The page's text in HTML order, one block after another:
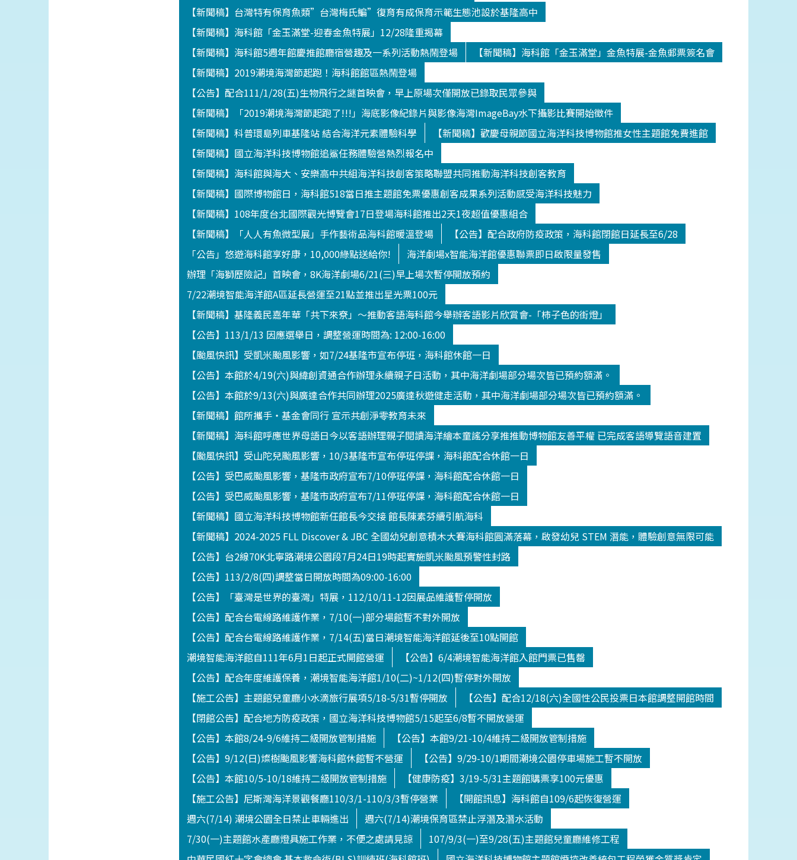
【新聞稿】台灣特有保育魚類”台灣梅氏鯿”復育有成保育示範生態池設於基隆高中
【新聞稿】海科館「金玉滿堂-迎春金魚特展」12/28隆重揭幕
【新聞稿】海科館5週年館慶推館廳宿營趣及一系列活動熱鬧登場
【新聞稿】海科館「金玉滿堂」金魚特展-金魚郵票簽名會
【新聞稿】2019潮境海灣節起跑！海科館館區熱鬧登場
【公告】配合111/1/28(五)生物飛行之謎首映會，早上原場次僅開放已錄取民眾參與
【新聞稿】「2019潮境海灣節起跑了!!!」海底影像紀錄片與影像海灣ImageBay水下攝影比賽開始徵件
【新聞稿】科普環島列車基隆站 結合海洋元素體驗科學
【新聞稿】歡慶母親節國立海洋科技博物館推女性主題館免費進館
【新聞稿】國立海洋科技博物館追鯊任務體驗營熱烈報名中
【新聞稿】海科館與海大、安樂高中共組海洋科技創客策略聯盟共同推動海洋科技創客教育
【新聞稿】國際博物館日，海科館518當日推主題館免票優惠創客成果系列活動感受海洋科技魅力
【新聞稿】108年度台北國際觀光博覽會17日登場海科館推出2天1夜超值優惠組合
【新聞稿】「人人有魚微型展」手作藝術品海科館暖溫登場
【公告】配合政府防疫政策，海科館閉館日延長至6/28
「公告」悠遊海科館享好康，10,000綠點送給你!
海洋劇場x智能海洋館優惠聯票即日啟限量發售
辦理「海獅歷險記」首映會，8K海洋劇場6/21(三)早上場次暫停開放預約
7/22潮境智能海洋館A區延長營運至21點並推出星光票100元
【新聞稿】基隆義民嘉年華「共下來尞」～推動客語海科館今舉辦客語影片欣賞會-「柿子色的街燈」
【公告】113/1/13 因應選舉日，調整營運時間為: 12:00-16:00
【颱風快訊】受凱米颱風影響，如7/24基隆市宣布停班，海科館休館一日
【公告】本館於4/19(六)與緯創資通合作辦理永續親子日活動，其中海洋劇場部分場次皆已預約額滿。
【公告】本館於9/13(六)與廣達合作共同辦理2025廣達秋遊健走活動，其中海洋劇場部分場次皆已預約額滿。
【新聞稿】館所攜手‧基金會同行 宣示共創淨零教育未來
【新聞稿】海科館呼應世界母語日今以客語辦理親子閱讀海洋繪本童謠分享推推動博物館友善平權 已完成客語導覽語音建置
【颱風快訊】受山陀兒颱風影響，10/3基隆市宣布停班停課，海科館配合休館一日
【公告】受巴威颱風影響，基隆市政府宣布7/10停班停課，海科館配合休館一日
【公告】受巴威颱風影響，基隆市政府宣布7/11停班停課，海科館配合休館一日
【新聞稿】國立海洋科技博物館新任館長今交接 館長陳素芬續引航海科
【新聞稿】2024-2025 FLL Discover & JBC 全國幼兒創意積木大賽海科館圓滿落幕，啟發幼兒 STEM 潛能，體驗創意無限可能
【公告】台2線70K北寧路潮境公園段7月24日19時起實施凱米颱風預警性封路
【公告】113/2/8(四)調整當日開放時間為09:00-16:00
【公告】「臺灣是世界的臺灣」特展，112/10/11-12因展品維護暫停開放
【公告】配合台電線路維護作業，7/10(一)部分場館暫不對外開放
【公告】配合台電線路維護作業，7/14(五)當日潮境智能海洋館延後至10點開館
潮境智能海洋館自111年6月1日起正式開館營運
【公告】6/4潮境智能海洋館入館門票已售罄
【公告】配合年度維護保養，潮境智能海洋館1/10(二)~1/12(四)暫停對外開放
【施工公告】主題館兒童廳小水滴旅行展項5/18-5/31暫停開放
【公告】配合12/18(六)全國性公民投票日本館調整開館時間
【閉館公告】配合地方防疫政策，國立海洋科技博物館5/15起至6/8暫不開放營運
【公告】本館8/24-9/6維持二級開放管制措施
【公告】本館9/21-10/4維持二級開放管制措施
【公告】9/12(日)燦樹颱風影響海科館休館暫不營運
【公告】9/29-10/1期間潮境公園停車場施工暫不開放
【公告】本館10/5-10/18維持二級開放管制措施
【健康防疫】3/19-5/31主題館購票享100元優惠
【施工公告】尼斯灣海洋景觀餐廳110/3/1-110/3/3暫停營業
【開館訊息】海科館自109/6起恢復營運
週六(7/14) 潮境公園全日禁止車輛進出
週六(7/14)潮境保育區禁止浮潛及潛水活動
7/30(一)主題館水產廳燈具施工作業，不便之處請見諒
107/9/3(一)至9/28(五)主題館兒童廳維修工程